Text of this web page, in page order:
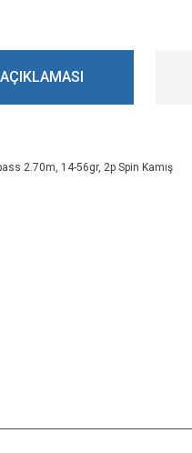
2.70m, 14-56gr, 2p Spin Kamış
sitelerden daha pahalı.